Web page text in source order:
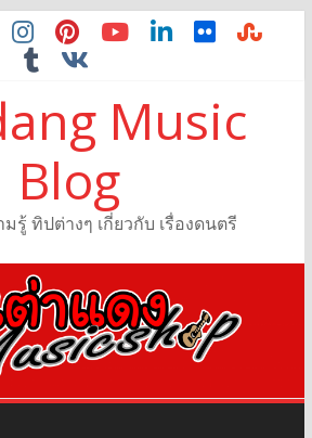
Music
Blog
รู้ ทิปต่างๆ เกี่ยวกับ เรื่องดนตรี